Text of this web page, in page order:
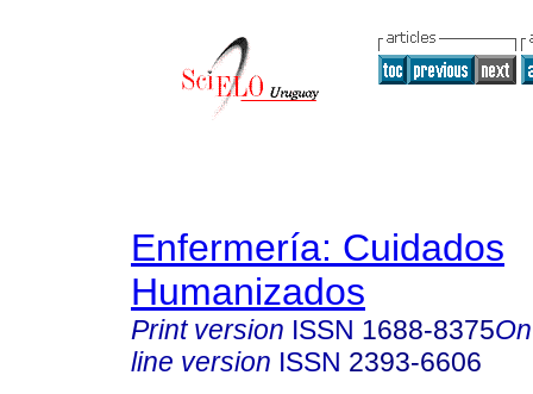
Enfermería: Cuidados
Humanizados
Print version ISSN 1688-8375
line version ISSN 2393-6606